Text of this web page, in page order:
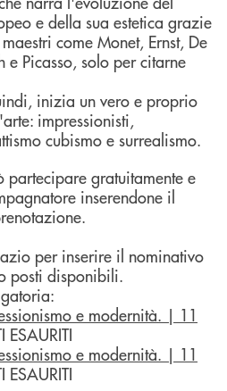
e della sua estetica grazie
come Monet, Ernst, De
Picasso, solo per citarne
inizia un vero e proprio
impressionisti,
cubismo e surrealismo.
gratuitamente e
inserendone il
per inserire il nominativo
posti disponibili.
e modernità. | 11
ESAURITI
e modernità. | 11
ESAURITI